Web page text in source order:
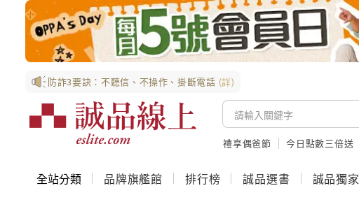
防詐3要訣：不聽信、不操作、掛斷電話 (詳)
禮享偶爸節 今日點數三倍送
全站分類 品牌旗艦館 排行榜 誠品選書 誠品獨家